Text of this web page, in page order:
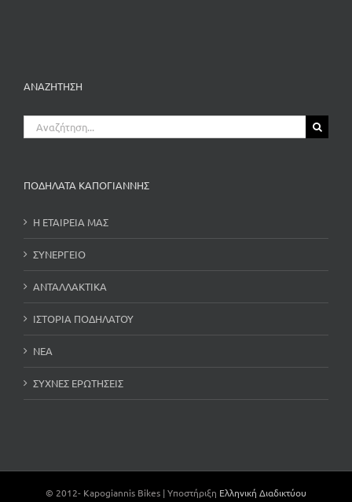
ΑΝΑΖΗΤΗΣΗ
Αναζήτηση
για:
ΠΟΔΗΛΑΤΑ ΚΑΠΟΓΙΑΝΝΗΣ
Η ΕΤΑΙΡΕΙΑ ΜΑΣ
ΣΥΝΕΡΓΕΙΟ
ΑΝΤΑΛΛΑΚΤΙΚΑ
ΙΣΤΟΡΙΑ ΠΟΔΗΛΑΤΟΥ
ΝΕΑ
ΣΥΧΝΕΣ ΕΡΩΤΗΣΕΙΣ
© 2012- Kapogiannis Bikes | Υποστήριξη Ελληνική Διαδικτύου